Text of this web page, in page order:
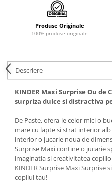
Produse Originale
100% produse originale
Descriere
KINDER Maxi Surprise Ou de
surpriza dulce si distractiva
De Paste, ofera-le celor mici o
mare cu lapte si strat interior
interior o jucarie noua de
Surprise Maxi contine o jucarie
imaginatia si creativitatea
KINDER Surprise Maxi Surprise
copilul tau!